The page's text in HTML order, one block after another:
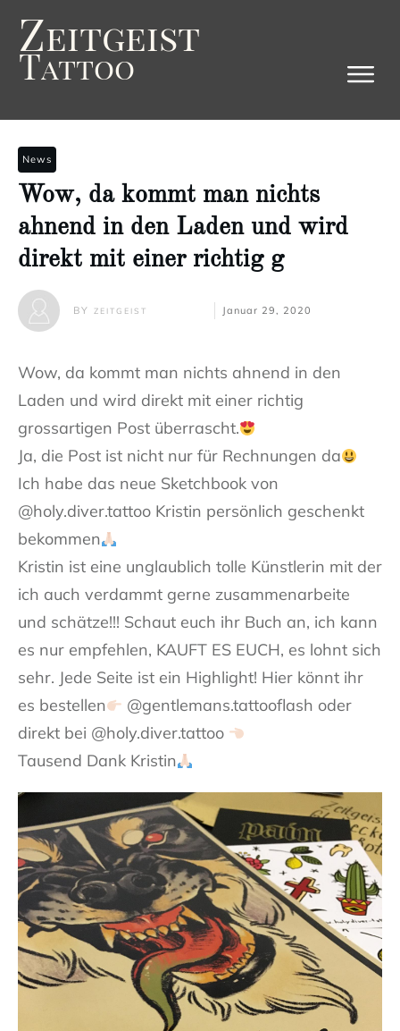
Zeitgeist
Tattoo
News
Wow, da kommt man nichts
ahnend in den Laden und wird
direkt mit einer richtig g
BYZEITGEIST Januar 29, 2020
Wow, da kommt man nichts ahnend in den
Laden und wird direkt mit einer richtig
grossartigen Post überrascht.
Ja, die Post ist nicht nur für Rechnungen da
Ich habe das neue Sketchbook von
@holy.diver.tattoo Kristin persönlich geschenkt
bekommen
Kristin ist eine unglaublich tolle Künstlerin mit der
ich auch verdammt gerne zusammenarbeite
und schätze!!! Schaut euch ihr Buch an, ich kann
es nur empfehlen, KAUFT ES EUCH, es lohnt sich
sehr. Jede Seite ist ein Highlight! Hier könnt ihr
es bestellen
@gentlemans.tattooflash oder
direkt bei @holy.diver.tattoo
Tausend Dank Kristin